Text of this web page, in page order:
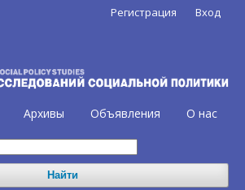
Архивы Объявления О нас
Найти
Регистрация Вход